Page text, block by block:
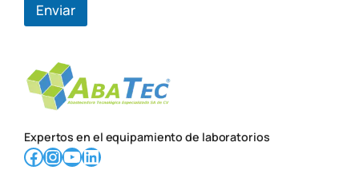
Enviar
Expertos en el equipamiento de laboratorios
Facebook InstagramYouTube LinkedIn